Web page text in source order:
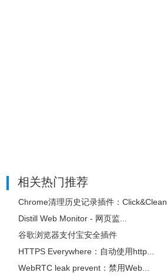
相关热门推荐
Chrome清理历史记录插件：Click&Clean
Distill Web Monitor - 网页监...
谷歌浏览器支付宝安全插件
HTTPS Everywhere：自动使用http...
WebRTC leak prevent：禁用Web...